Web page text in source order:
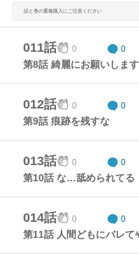
話と巻の重複購入にご注意ください
011話 0 0
第8話 綺麗にお願いします
012話 0 0
第9話 痕跡を残すな
013話 0 0
第10話 な…舐められてる
014話 0 0
第11話 人間どもにバレて